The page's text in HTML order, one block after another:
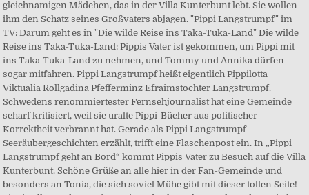
gleichnamigen Mädchen, das in der Villa Kunterbunt lebt. Sie wollen
ihm den Schatz seines Großvaters abjagen. "Pippi Langstrumpf" im
TV: Darum geht es in "Die wilde Reise ins Taka-Tuka-Land" Die wilde
Reise ins Taka-Tuka-Land: Pippis Vater ist gekommen, um Pippi mit
ins Taka-Tuka-Land zu nehmen, und Tommy und Annika dürfen
sogar mitfahren. Pippi Langstrumpf heißt eigentlich Pippilotta
Viktualia Rollgadina Pfefferminz Efraimstochter Langstrumpf.
Schwedens renommiertester Fernsehjournalist hat eine Gemeinde
scharf kritisiert, weil sie uralte Pippi-Bücher aus politischer
Korrektheit verbrannt hat. Gerade als Pippi Langstrumpf
Seeräubergeschichten erzählt, trifft eine Flaschenpost ein. In „Pippi
Langstrumpf geht an Bord“ kommt Pippis Vater zu Besuch auf die Villa
Kunterbunt. Schöne Grüße an alle hier in der Fan-Gemeinde und
besonders an Tonia, die sich soviel Mühe gibt mit dieser tollen Seite!